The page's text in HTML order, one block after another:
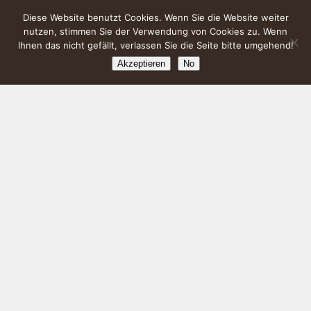
Diese Website benutzt Cookies. Wenn Sie die Website weiter
nutzen, stimmen Sie der Verwendung von Cookies zu. Wenn
Ihnen das nicht gefällt, verlassen Sie die Seite bitte umgehend!
Akzeptieren No